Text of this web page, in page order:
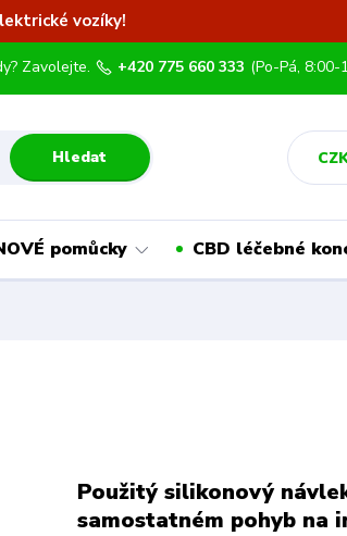
vozíky!
Hledat
Zavolejte. +420 775 660 333 (Po-Pá, 8:00-
pomůcky CBD léčebné
Použitý silikonový
samostatném pohyb na